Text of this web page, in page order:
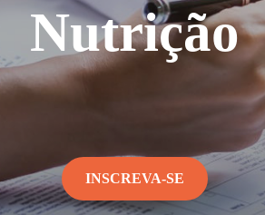
Nutrição
INSCREVA-SE